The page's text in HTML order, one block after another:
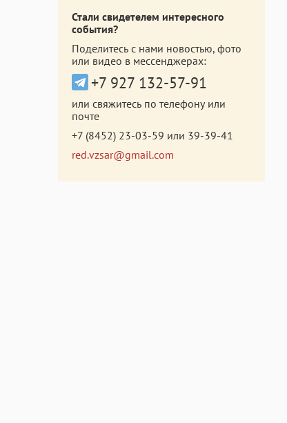
Стали свидетелем интересного
события?
Поделитесь с нами новостью, фото
или видео в мессенджерах:
+7 927 132-57-91
или свяжитесь по телефону или
почте
+7 (8452) 23-03-59 или 39-39-41
red.vzsar@gmail.com